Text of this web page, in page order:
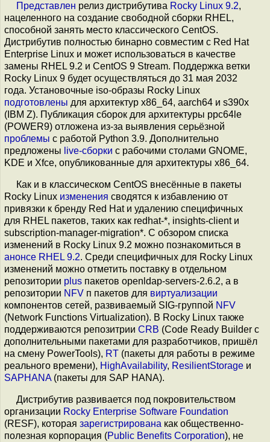
Представлен релиз дистрибутива Rocky Linux 9.2,
нацеленного на создание свободной сборки RHEL,
способной занять место классического CentOS.
Дистрибутив полностью бинарно совместим с Red Hat
Enterprise Linux и может использоваться в качестве
замены RHEL 9.2 и CentOS 9 Stream. Поддержка ветки
Rocky Linux 9 будет осуществляться до 31 мая 2032
года. Установочные iso-образы Rocky Linux
подготовлены для архитектур x86_64, aarch64 и s390x
(IBM Z). Публикация сборок для архитектуры ppc64le
(POWER9) отложена из-за выявления серьёзной
проблемы c работой Python 3.9. Дополнительно
предложены live-сборки с рабочими столами GNOME,
KDE и Xfce, опубликованные для архитектуры x86_64.
Как и в классическом CentOS внесённые в пакеты
Rocky Linux изменения сводятся к избавлению от
привязки к бренду Red Hat и удалению специфичных
для RHEL пакетов, таких как redhat-*, insights-client и
subscription-manager-migration*. С обзором списка
изменений в Rocky Linux 9.2 можно познакомиться в
анонсе RHEL 9.2. Среди специфичных для Rocky Linux
изменений можно отметить поставку в отдельном
репозитории plus пакетов openldap-servers-2.6.2, а в
репозитории NFV п пакетов для виртуализации
компонентов сетей, развиваемый SIG-группой NFV
(Network Functions Virtualization). В Rocky Linux также
поддерживаются репозитрии CRB (Code Ready Builder с
дополнительными пакетами для разработчиков, пришёл
на смену PowerTools), RT (пакеты для работы в режиме
реального времени), HighAvailability, ResilientStorage и
SAPHANA (пакеты для SAP HANA).
Дистрибутив развивается под покровительством
организации Rocky Enterprise Software Foundation
(RESF), которая зарегистрирована как общественно-
полезная корпорация (Public Benefits Corporation), не